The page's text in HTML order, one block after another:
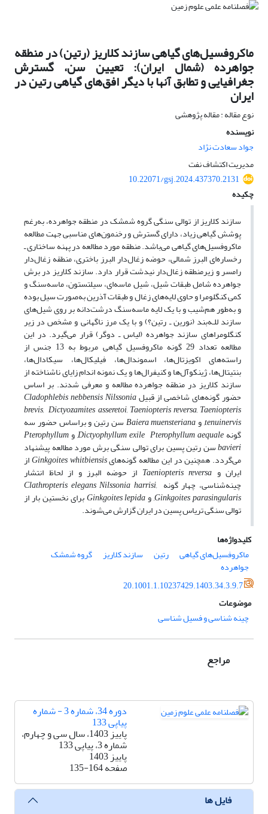
ماکروفسیل‌های گیاهی سازند کلاریز (رتین) در منطقه‌
جواهرده (شمال ایران): تعیین سن، گسترش
جغرافیایی و تطابق آنها با دیگر افق‌های گیاهی رتین در
ایران
نوع مقاله : مقاله پژوهشی
نویسنده
جواد سعادت نژاد
مدیریت اکتشاف نفت
10.22071/gsj.2024.437370.2131
چکیده
سازند کلاریز از توالی سنگی گروه شمشک در منطقه جواهرده، به‌رغم
پوشش گیاهی زیاد، دارای گسترش و رخنمون‌های مناسبی جهت مطالعه
ماکروفسیل‌های گیاهی می‌باشد. منطقه مورد مطالعه در پهنه ساختاری ـ
رخساره‌ای البرز شمالی، حوضه زغال‌دار البرز باختری، منطقه زغال‌دار
رامسر و زیرمنطقه زغال‌دار نیدشت قرار دارد. سازند کلاریز در برش
جواهرده شامل طبقات شیل، شیل ماسه‌ای، سیلتستون، ماسه‌سنگ و
کمی کنگلومرا و حاوی لایه‌های زغال و طبقات آذرین به‌صورت سیل بوده
و به‌طور هم‌شیب و با یک لایه ماسه‌سنگ درشت‌دانه بر روی شیل‌های
سازند للـه‌بند (نورین ـ رتین؟) و با یک مرز ناگهانی و مشخص در زیر
کنگلومراهای سازند جواهرده (لیاس ـ دوگر) قرار می‌گیرد. در این
مطالعه تعداد 29 گونه ماکروفسیل گیاهی مربوط به 13 جنس از
راسته‌های اکویزتال‌ها، اسموندال‌ها، فیلیکال‌ها، سیکادال‌ها،
بنتیتال‌ها، ژینکوآ‌ل‌ها و کنیفرال‌ها و یک نمونه اندام زایای ناشناخته از
سازند کلاریز در منطقه جواهرده مطالعه و معرفی شدند. بر اساس
حضور گونه‌های شاخصی از قبیل Cladophlebis nebbensisNilssonia
brevis, Dictyozamites asseretoi, Taeniopteris reversa,Taeniopteris
tenuinervis,وBaiera muensterianaسن رتین و براساس حضور سه
گونه Dictyophyllum exile Pterophyllum aequale, وPterophyllum
bavieriسن رتین پسین برای توالی سنگی برش مورد مطالعه پیشنهاد
می‌گردد. همچنین در این مطالعه گونه‌هایGinkgoites whitbiensisاز
ایران و Taeniopteris reversa از حوضه البرز و از لحاظ انتشار
چینه‌شناسی، چهار گونه Clathropteris elegans Nilssonia harrisi,
Ginkgoites parasingularis,وGinkgoites lepidaبرای نخستین بار از
توالی سنگی تریاس پسین در ایران گزارش می‌شوند.
کلیدواژه‌ها
ماکروفسیل‌های گیاهی
رتین سازند کلاریز گروه شمشک
جواهرده
20.1001.1.10237429.1403.34.3.9.7
موضوعات
چینه شناسی و فسیل شناسی
مراجع
دوره 34، شماره 3 - شماره
پیاپی 133
پاییز 1403، سال سی و چهارم،
شماره 3، پیاپی 133
پاییز 1403
صفحه135-164
فایل ها